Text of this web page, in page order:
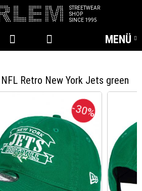
STREETWEAR
SHOP
SINCE 1995
MENÜ
Retro New York Jets green
-30%